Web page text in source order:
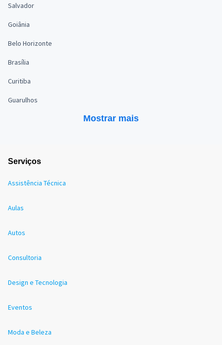
Salvador
Goiânia
Belo Horizonte
Brasília
Curitiba
Guarulhos
Mostrar mais
Serviços
Assistência Técnica
Aulas
Autos
Consultoria
Design e Tecnologia
Eventos
Moda e Beleza